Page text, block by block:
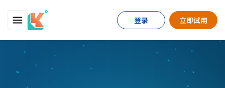
登录 立即试用